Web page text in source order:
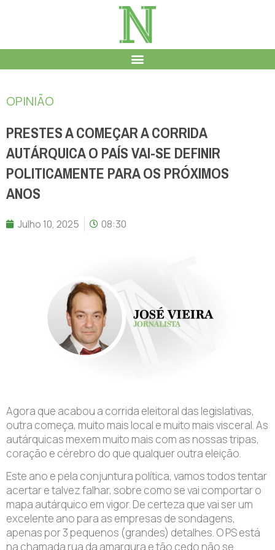
OPINIÃO
PRESTES A COMEÇAR A CORRIDA
AUTÁRQUICA O PAÍS VAI-SE DEFINIR
POLITICAMENTE PARA OS PRÓXIMOS
ANOS
Julho 10, 2025 08:30
Agora que acabou a corrida eleitoral das legislativas,
outra começa, muito mais local e muito mais visceral. As
autárquicas mexem muito mais com as nossas tripas,
coração e cérebro do que qualquer outra eleição.
Este ano e pela conjuntura política, vamos todos tentar
acertar e talvez falhar, sobre como se vai comportar o
mapa autárquico em vigor. De certeza que vai ser um
excelente ano para as empresas de sondagens,
apenas por 3 pequenos (grandes) detalhes. O PS está
na chamada rua da amargura e tão cedo não se